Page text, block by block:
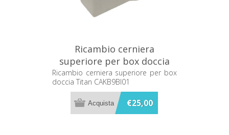
Ricambio cerniera
superiore per box doccia
Titan CAKB9BI01
Ricambio cerniera superiore per box
doccia Titan CAKB9BI01
€25,00